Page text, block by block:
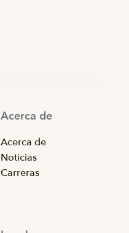
Acerca de
Acerca de
Noticias
Carreras